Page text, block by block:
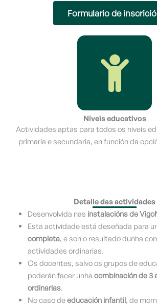
Formulario de
Niveis educativos
Actividades aptas para todos os niveis
primaria e secundaria, en función da
Detalle das actividades
Desenvolvida nas instalacións de
Esta actividade está deseñada para
completa, e son o resultado dunha
actividades ordinarias.
Os docentes, salvo os grupos de
poderán facer unha combinación de 3
ordinarias.
No caso deeducación infantil, de